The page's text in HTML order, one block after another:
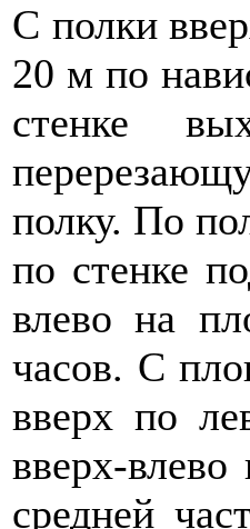
С полки
20 м по
стенке
полку. По
по стенке
влево на
часов. С
вверх по
вверх-
средней